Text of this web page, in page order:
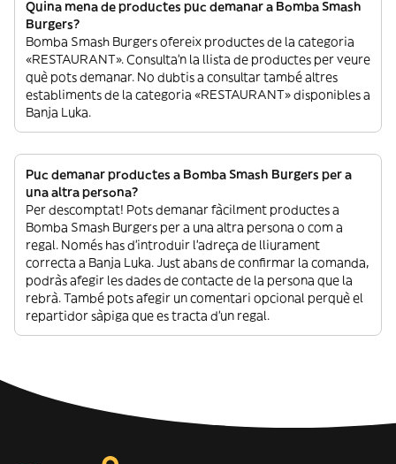
Quina mena de productes puc demanar a Bomba Smash
Burgers?
Bomba Smash Burgers ofereix productes de la categoria
«RESTAURANT». Consulta’n la llista de productes per veure
què pots demanar. No dubtis a consultar també altres
establiments de la categoria «RESTAURANT» disponibles a
Banja Luka.
Puc demanar productes a Bomba Smash Burgers per a
una altra persona?
Per descomptat! Pots demanar fàcilment productes a
Bomba Smash Burgers per a una altra persona o com a
regal. Només has d’introduir l’adreça de lliurament
correcta a Banja Luka. Just abans de confirmar la comanda,
podràs afegir les dades de contacte de la persona que la
rebrà. També pots afegir un comentari opcional perquè el
repartidor sàpiga que es tracta d’un regal.